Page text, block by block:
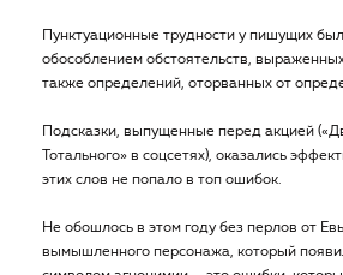
Пунктуационные трудности у пишущих
обособлением обстоятельств,
также определений, оторванных от
Подсказки, выпущенные перед акцией
Тотального» в соцсетях), оказались
этих слов не попало в топ ошибок.
Не обошлось в этом году без перлов от
вымышленного персонажа, который